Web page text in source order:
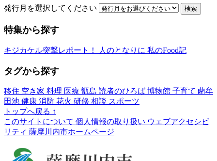
発行月を選択してください 検索
特集から探す
キジカケル突撃レポート！ 人のとなりに 私のFood記
タグから探す
移住 空き家 料理 医療 甑島 読者のひろば 博物館 子育て 藺牟
田池 健康 消防 花火 研修 相談 スポーツ
トップへ戻る ↑
このサイトについて 個人情報の取り扱い ウェブアクセシビ
リティ 薩摩川内市ホームページ